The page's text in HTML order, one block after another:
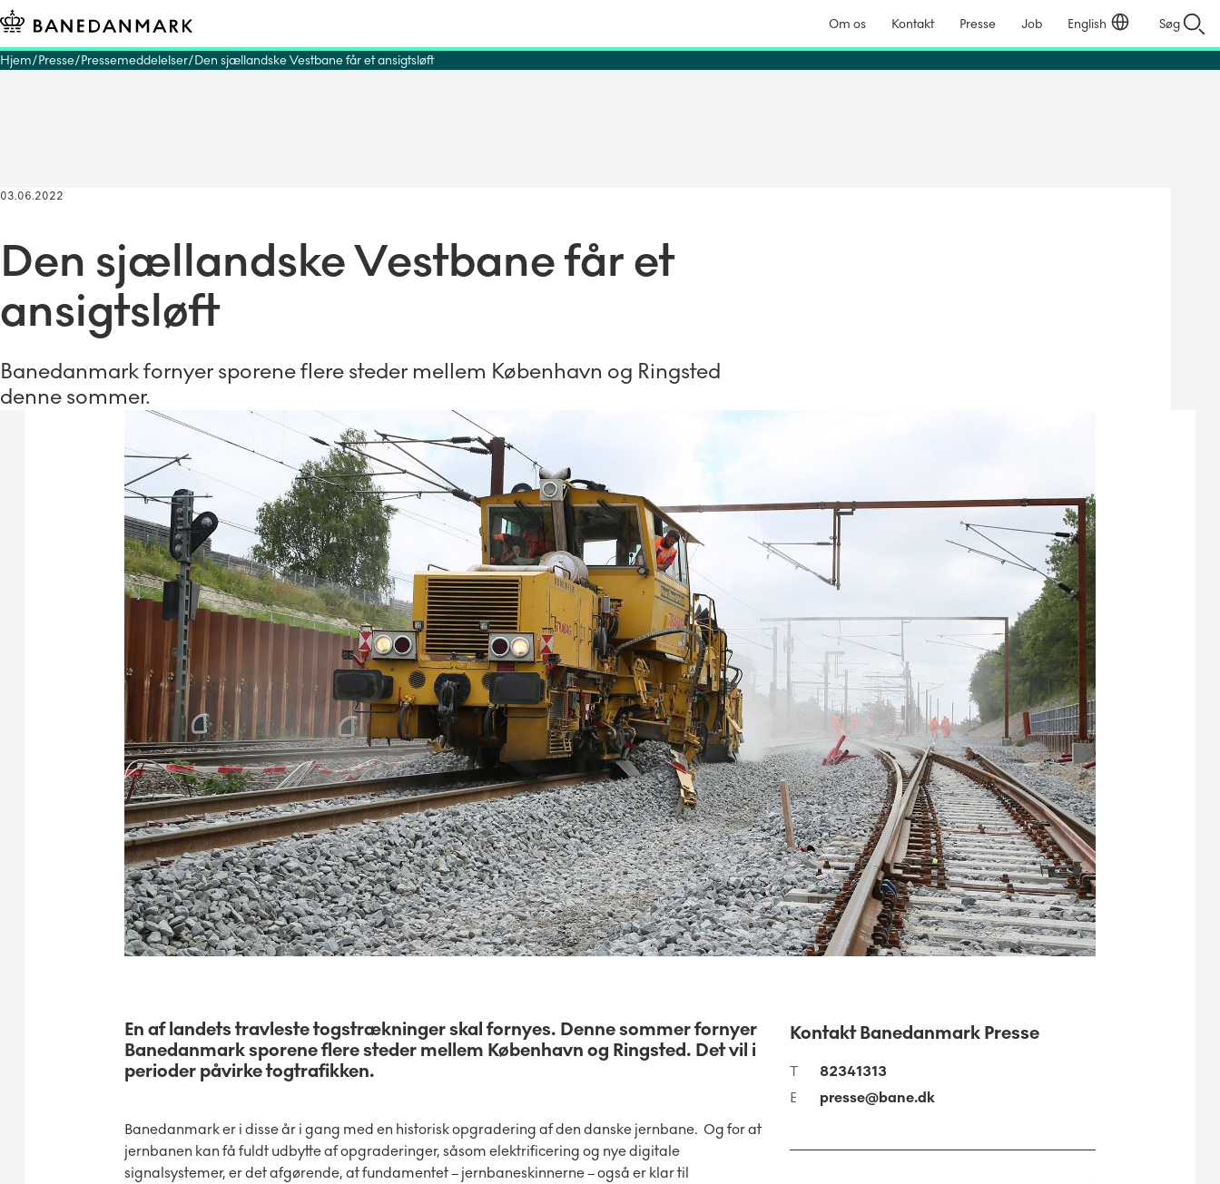
Om os Kontakt Presse Job English Søg
Hjem Presse Pressemeddelelser Den sjællandske Vestbane får et ansigtsløft
03.06.2022
Den sjællandske Vestbane får et
ansigtsløft
Banedanmark fornyer sporene flere steder mellem København og Ringsted
denne sommer.
En af landets travleste togstrækninger skal fornyes. Denne sommer fornyer
Banedanmark sporene flere steder mellem København og Ringsted. Det vil i
perioder påvirke togtrafikken.
Banedanmark er i disse år i gang med en historisk opgradering af den danske jernbane. Og for at
jernbanen kan få fuldt udbytte af opgraderinger, såsom elektrificering og nye digitale
signalsystemer, er det afgørende, at fundamentet – jernbaneskinnerne – også er klar til
Kontakt Banedanmark Presse
T
82341313
E
presse@bane.dk